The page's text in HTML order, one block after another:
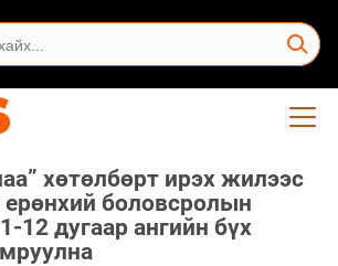
хөтөлбөрт ирэх жилээс
ерөнхий боловсролын
12 дугаар ангийн бүх